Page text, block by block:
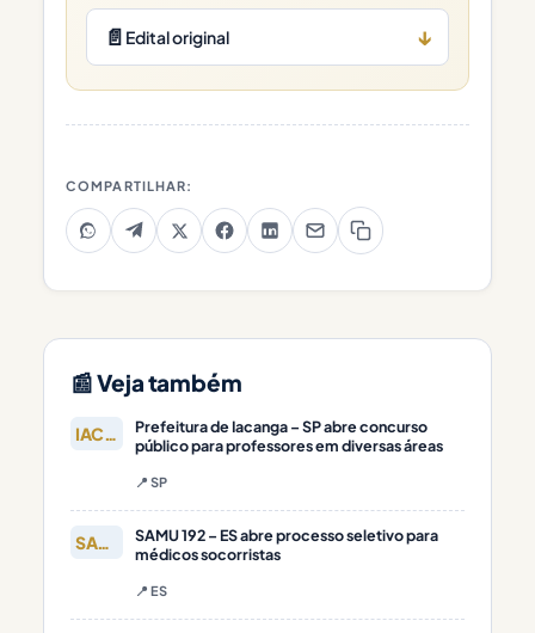
📄 Edital original ↓
COMPARTILHAR:
📰 Veja também
IACANGA
Prefeitura de Iacanga – SP abre concurso
público para professores em diversas áreas
📍 SP
SAMU
SAMU 192 – ES abre processo seletivo para
médicos socorristas
📍 ES